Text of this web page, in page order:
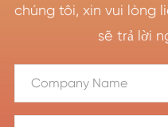
chúng tôi, xin vui lòng
sẽ trả lời